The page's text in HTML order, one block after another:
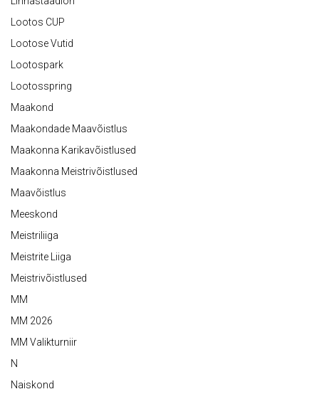
Lootos CUP
Lootose Vutid
Lootospark
Lootosspring
Maakond
Maakondade Maavõistlus
Maakonna Karikavõistlused
Maakonna Meistrivõistlused
Maavõistlus
Meeskond
Meistriliiga
Meistrite Liiga
Meistrivõistlused
MM
MM 2026
MM Valikturniir
N
Naiskond